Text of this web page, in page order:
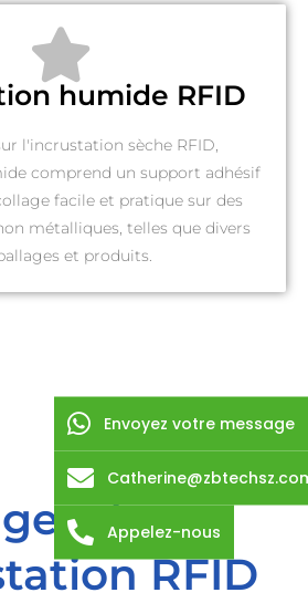
humide RFID
l'incrustation sèche RFID,
comprend un support adhésif
facile et pratique sur des
métalliques, telles que divers
et produits.
de
RFID
Envoyez votre message
Appelez-nous